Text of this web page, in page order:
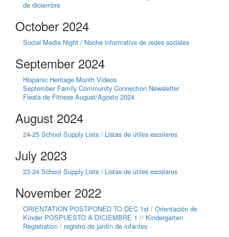
de diciembre
October 2024
Social Media Night / Noche informativa de redes sociales
September 2024
Hispanic Heritage Month Videos
September Family Community Connection Newsletter
Fiesta de Fitness August/Agosto 2024
August 2024
24-25 School Supply Lists / Listas de útiles escolares
July 2023
23-24 School Supply Lists / Listas de útiles escolares
November 2022
ORIENTATION POSTPONED TO DEC 1st / Orientación de
Kínder POSPUESTO A DICIEMBRE 1 // Kindergarten
Registration / registro de jardín de infantes